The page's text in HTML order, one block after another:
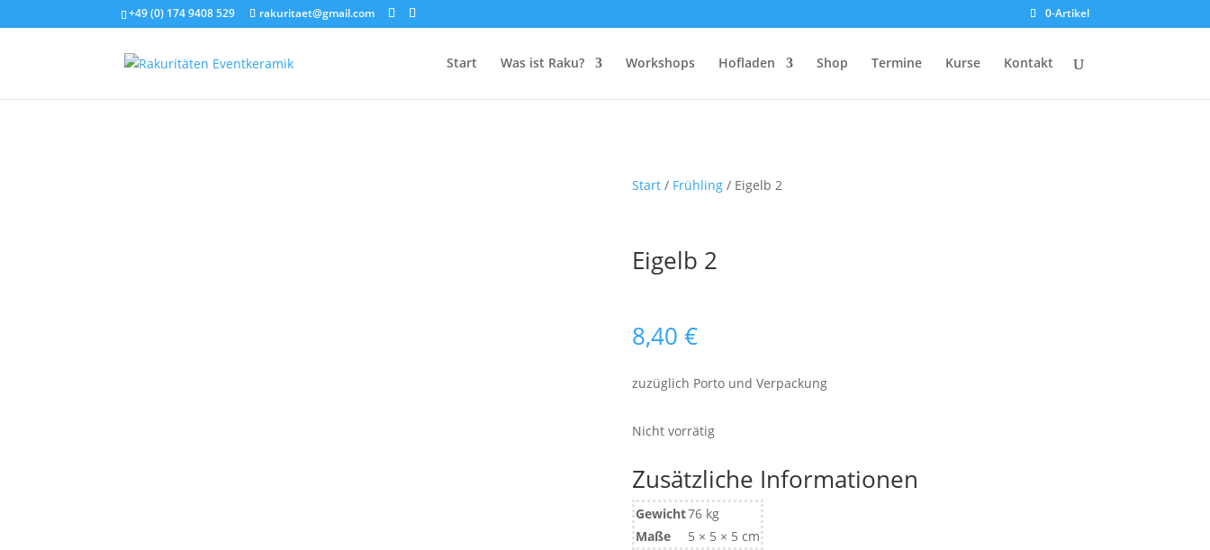
+49 (0) 174 9408 529 rakuritaet@gmail.com 0-Artikel
Start Was ist Raku? Workshops Hofladen Shop Termine Kurse Kontakt
Start/ Frühling/ Eigelb 2
Eigelb 2
8,40 €
zuzüglich Porto und Verpackung
Nicht vorrätig
Zusätzliche Informationen
Gewicht76 kg
Maße
5 × 5 × 5 cm